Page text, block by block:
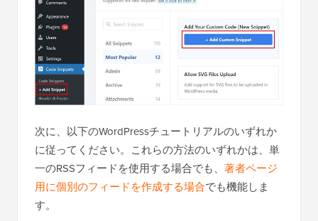
次に、以下のWordPressチュートリアルのいずれか
に従ってください。これらの方法のいずれかは、単
一のRSSフィードを使用する場合でも、 著者ページ
用に個別のフィードを作成する場合でも機能しま
す。